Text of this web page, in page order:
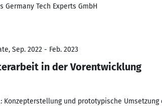
Germany Tech Experts GmbH
Sep. 2022 - Feb. 2023
in der Vorentwicklung
Konzepterstellung und prototypische